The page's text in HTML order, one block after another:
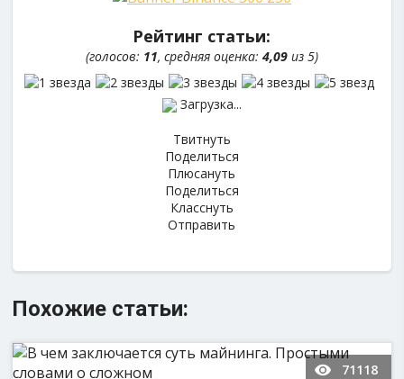
Рейтинг статьи:
(голосов: 11, средняя оценка: 4,09из 5)
Загрузка...
Твитнуть
Поделиться
Плюсануть
Поделиться
Класснуть
Отправить
Похожие статьи:
71118